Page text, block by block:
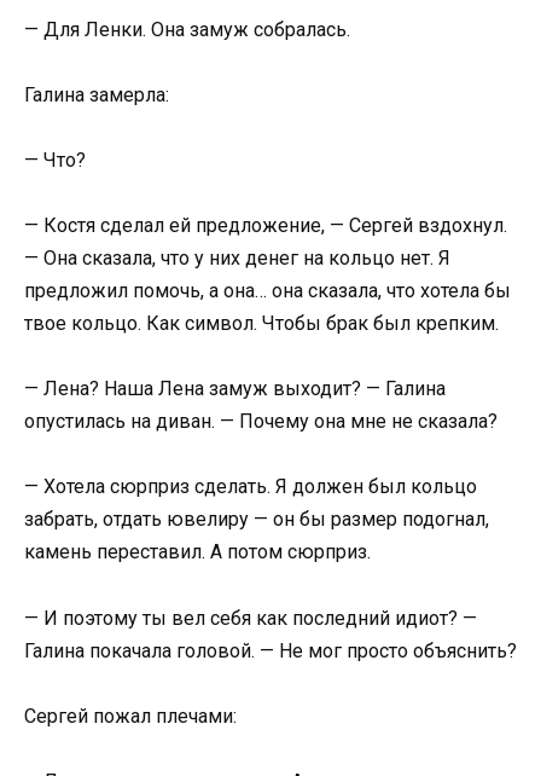
— Для Ленки. Она замуж собралась.
Галина замерла:
— Что?
— Костя сделал ей предложение, — Сергей вздохнул.
— Она сказала, что у них денег на кольцо нет. Я
предложил помочь, а она… она сказала, что хотела бы
твое кольцо. Как символ. Чтобы брак был крепким.
— Лена? Наша Лена замуж выходит? — Галина
опустилась на диван. — Почему она мне не сказала?
— Хотела сюрприз сделать. Я должен был кольцо
забрать, отдать ювелиру — он бы размер подогнал,
камень переставил. А потом сюрприз.
— И поэтому ты вел себя как последний идиот? —
Галина покачала головой. — Не мог просто объяснить?
Сергей пожал плечами: